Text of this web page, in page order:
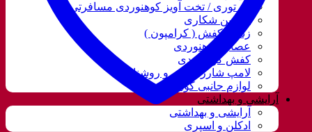
ننو توری / تخت آویز کوهنوردی مسافرتی
دوربین شکاری
زنجیر کفش ( کرامپون )
عصای کوهنوردی
کفش کوهنوردی
لامپ شارژی، نور و روشنایی
لوازم جانبی کوهنوردی
آرایشی و بهداشتی
آرایشی و بهداشتی
ادکلن و اسپری